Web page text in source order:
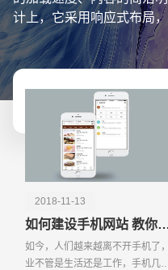
计上，它采用响应式布局
提供一致的浏览体验。同
构与直观导航，使用户能
户互动，手机网站常集成
通过数据分析工具，手机
优化网站内容与布局提供
并展示网站数据信息的重
效的移动浏览体验。
2018-11-13
如何建设手机网站
如今，人们越来越离不开手机了，
业不管是生活还是工作，手机几乎